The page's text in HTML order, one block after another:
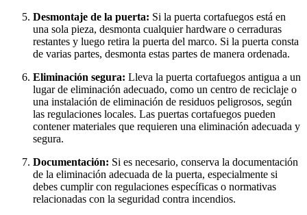
Desmontaje de la puerta: Si la puerta cortafuegos está en
una sola pieza, desmonta cualquier hardware o cerraduras
restantes y luego retira la puerta del marco. Si la puerta consta
de varias partes, desmonta estas partes de manera ordenada.
Eliminación segura: Lleva la puerta cortafuegos antigua a un
lugar de eliminación adecuado, como un centro de reciclaje o
una instalación de eliminación de residuos peligrosos, según
las regulaciones locales. Las puertas cortafuegos pueden
contener materiales que requieren una eliminación adecuada y
segura.
Documentación: Si es necesario, conserva la documentación
de la eliminación adecuada de la puerta, especialmente si
debes cumplir con regulaciones específicas o normativas
relacionadas con la seguridad contra incendios.